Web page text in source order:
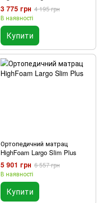
3 775 грн 4 195 грн
В наявності
Купити
Ортопедичний матрац
HighFoam Largo Slim Plus
5 901 грн 6 557 грн
В наявності
Купити